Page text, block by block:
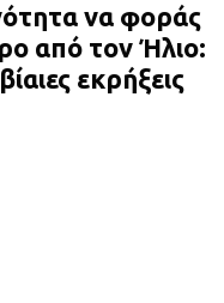
να φοράς
από τον Ήλιο:
εκρήξεις